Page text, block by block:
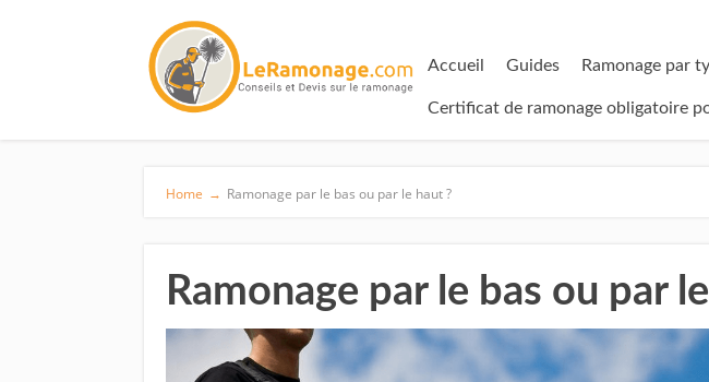
Accueil Guides Ramonage par
Certificat de ramonage obligatoire
Home → Ramonage par le bas ou par le haut ?
Ramonage par le bas ou par